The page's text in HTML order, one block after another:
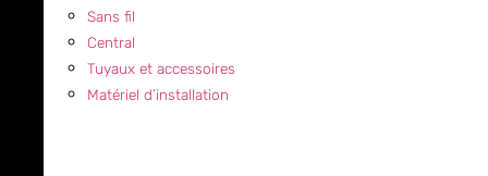
Sans fil
Central
Tuyaux et accessoires
Matériel d’installation